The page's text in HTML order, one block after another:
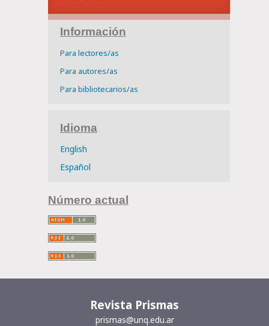
Información
Para lectores/as
Para autores/as
Para bibliotecarios/as
Idioma
English
Español
Número actual
Revista Prismas
prismas@unq.edu.ar